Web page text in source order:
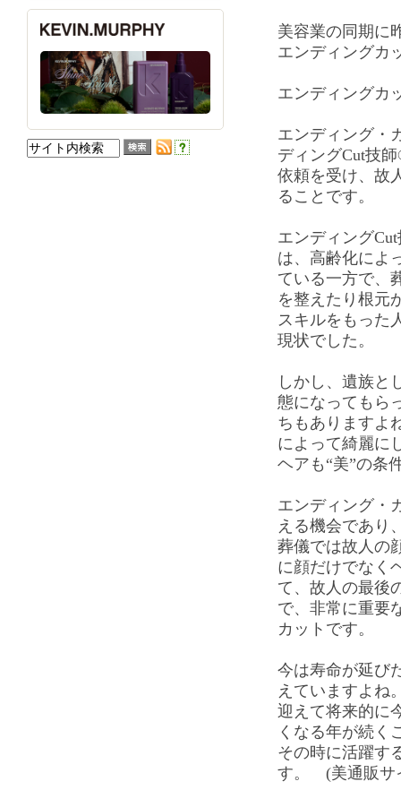
美容業の同期に
エンディングカ
エンディングカ
エンディング・
ディングCut技
依頼を受け、故
ることです。
エンディング
は、高齢化によ
ている一方で、
を整えたり根元
スキルをもった
現状でした。
しかし、遺族と
態になってもら
ちもありますよ
によって綺麗に
ヘアも“美”の条
エンディング・
える機会であり
葬儀では故人の
に顔だけでなく
て、故人の最後
で、非常に重要
カットです。
今は寿命が延び
えていますよね
迎えて将来的に
くなる年が続く
その時に活躍す
す。 (美通販サ